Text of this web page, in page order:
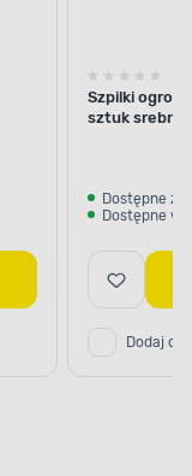
Szpilki
sztuk srebrne
Dostępne z
Dostępne w
Dodaj do